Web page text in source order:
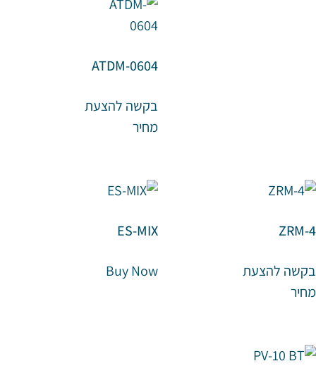
ATDM-0604
בקשה להצעת
מחיר
ZRM-4
בקשה להצעת
מחיר
ES-MIX
Buy Now